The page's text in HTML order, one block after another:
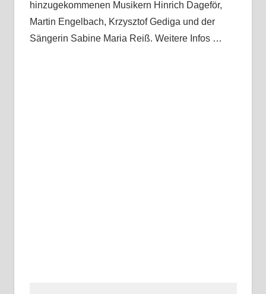
hinzugekommenen Musikern Hinrich Dageför,
Martin Engelbach, Krzysztof Gediga und der
Sängerin Sabine Maria Reiß. Weitere Infos …